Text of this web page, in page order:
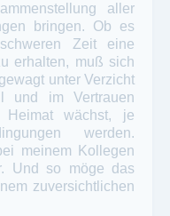
aller
bringen. Ob es
Zeit eine
erhalten, muß sich
unter Verzicht
und im Vertrauen
wächst, je
werden.
meinem Kollegen
Und so möge das
zuversichtlichen